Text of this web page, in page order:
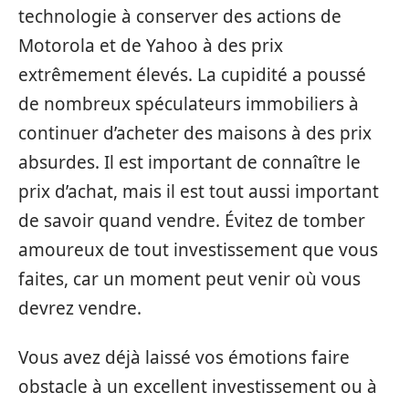
technologie à conserver des actions de
Motorola et de Yahoo à des prix
extrêmement élevés. La cupidité a poussé
de nombreux spéculateurs immobiliers à
continuer d’acheter des maisons à des prix
absurdes. Il est important de connaître le
prix d’achat, mais il est tout aussi important
de savoir quand vendre. Évitez de tomber
amoureux de tout investissement que vous
faites, car un moment peut venir où vous
devrez vendre.
Vous avez déjà laissé vos émotions faire
obstacle à un excellent investissement ou à